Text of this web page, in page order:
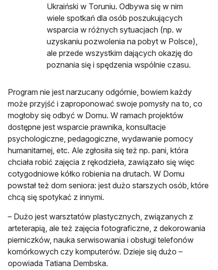
Ukraiński w Toruniu. Odbywa się w nim
wiele spotkań dla osób poszukujących
wsparcia w różnych sytuacjach (np. w
uzyskaniu pozwolenia na pobyt w Polsce),
ale przede wszystkim dających okazję do
poznania się i spędzenia wspólnie czasu.
Program nie jest narzucany odgórnie, bowiem każdy
może przyjść i zaproponować swoje pomysły na to, co
mogłoby się odbyć w Domu. W ramach projektów
dostępne jest wsparcie prawnika, konsultacje
psychologiczne, pedagogiczne, wydawanie pomocy
humanitarnej, etc. Ale zgłosiła się też np. pani, która
chciała robić zajęcia z rękodzieła, zawiązało się więc
cotygodniowe kółko robienia na drutach. W Domu
powstał też dom seniora: jest dużo starszych osób, które
chcą się spotykać z innymi.
– Dużo jest warsztatów plastycznych, związanych z
arteterapią, ale też zajęcia fotograficzne, z dekorowania
pierniczków, nauka serwisowania i obsługi telefonów
komórkowych czy komputerów. Dzieje się dużo –
opowiada Tatiana Dembska.